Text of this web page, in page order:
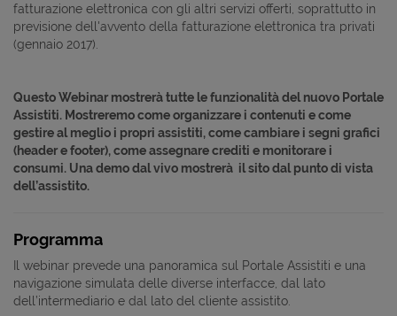
fatturazione elettronica con gli altri servizi offerti, soprattutto in
previsione dell'avvento della fatturazione elettronica tra privati
(gennaio 2017).
Questo Webinar mostrerà tutte le funzionalità del nuovo Portale
Assistiti. Mostreremo come organizzare i contenuti e come
gestire al meglio i propri assistiti, come cambiare i segni grafici
(header e footer), come assegnare crediti e monitorare i
consumi. Una demo dal vivo mostrerà il sito dal punto di vista
dell’assistito.
Programma
Il webinar prevede una panoramica sul Portale Assistiti e una
navigazione simulata delle diverse interfacce, dal lato
dell’intermediario e dal lato del cliente assistito.